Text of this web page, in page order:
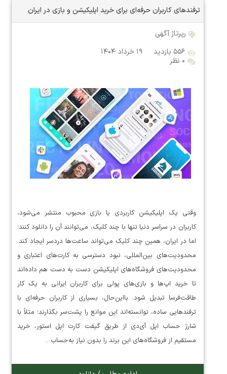
ترفندهای کاربران حرفه‌ای برای خرید اپلیکیشن و بازی در ایران
رپرتاژ آگهی
۵۵۶ بازدید
۱۹ خرداد ۱۴۰۴
۰ نظر
وقتی یک اپلیکیشن کاربردی یا بازی محبوب منتشر می‌شود،
کاربران در سراسر دنیا تنها با چند کلیک، می‌توانند آن را دانلود کنند؛
اما در ایران، همین چند کلیک می‌تواند ساعت‌ها دردسر ایجاد کند.
محدودیت‌های بین‌المللی، نبود دسترسی به کارت‌های اعتباری و
محدودیت‌های فروشگاه‌های اپلیکیشن دست به دست هم داده‌اند
تا خرید اپ‌ها و بازی‌های پولی برای کاربران ایرانی به یک کار
طاقت‌فرسا تبدیل شود. بااین‌حال، بسیاری از کاربران حرفه‌ای با
ترفندهایی ساده، توانسته‌اند این موانع را پشت‌سر بگذارند؛ مثلاً با
شارژ حساب اپل آی‌دی از طریق گیفت کارت اپل استور، خرید
مستقیم از فروشگاه‌های این برند را بدون نیاز به‌حساب…